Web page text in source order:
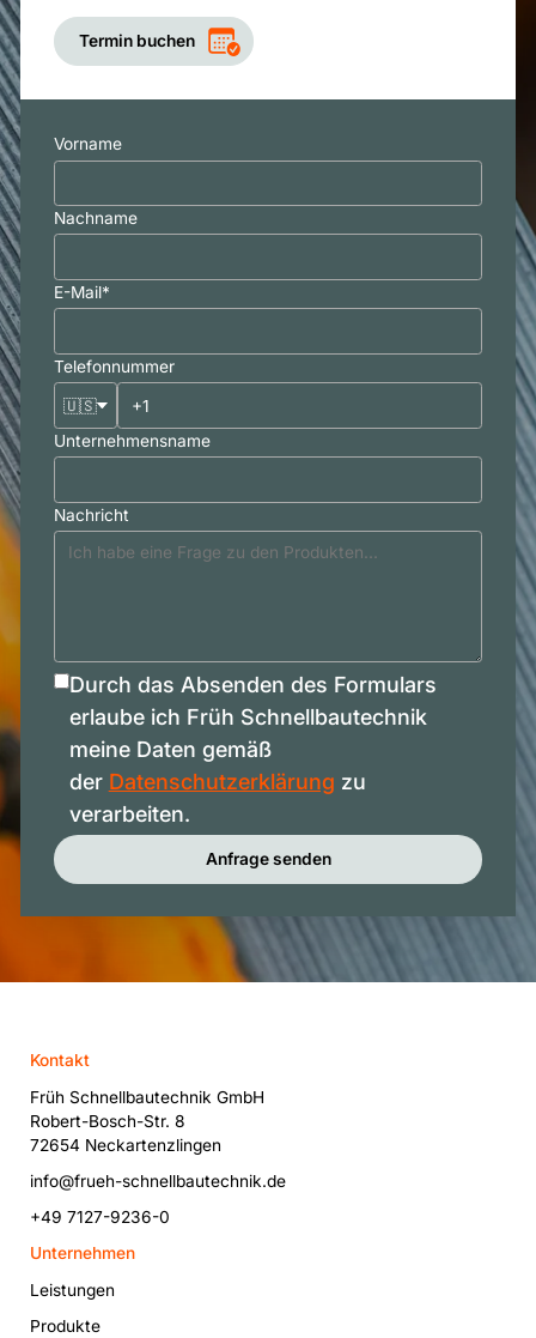
Termin buchen
Vorname
Nachname
E-Mail*
Telefonnummer
🇺🇸
Unternehmensname
Nachricht
Durch das Absenden des Formulars
erlaube ich Früh Schnellbautechnik
meine Daten gemäß
der Datenschutzerklärung zu
verarbeiten.
Anfrage senden
Kontakt
Früh Schnellbautechnik GmbH
Robert-Bosch-Str. 8
72654 Neckartenzlingen
info@frueh-schnellbautechnik.de
+49 7127-9236-0
Unternehmen
Leistungen
Produkte